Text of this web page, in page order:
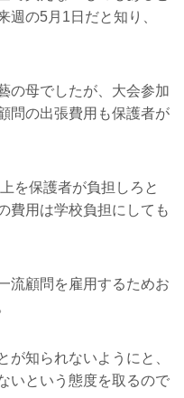
週の5月1日だと知り、
の母でしたが、大会参加
問の出張費用も保護者が
を保護者が負担しろと
費用は学校負担にしても
流顧問を雇用するためお
が知られないようにと、
いという態度を取るので